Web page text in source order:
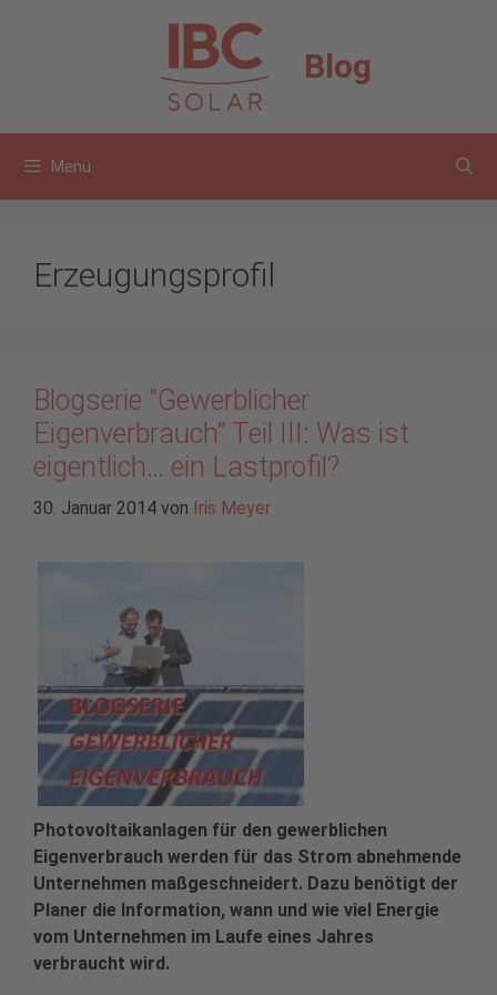
Blog
Menü
Erzeugungsprofil
Blogserie “Gewerblicher
Eigenverbrauch” Teil III: Was ist
eigentlich… ein Lastprofil?
30. Januar 2014 von Iris Meyer
Photovoltaikanlagen für den gewerblichen
Eigenverbrauch werden für das Strom abnehmende
Unternehmen maßgeschneidert. Dazu benötigt der
Planer die Information, wann und wie viel Energie
vom Unternehmen im Laufe eines Jahres
verbraucht wird.